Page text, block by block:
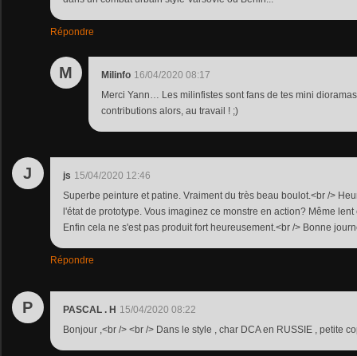
Répondre
M Milinfo 16/04/2020 08:17
Merci Yann… Les milinfistes sont fans de tes mini
contributions alors, au travail ! ;)
J js 15/04/2020 12:46
Superbe peinture et patine. Vraiment du très beau boulot.<br />
l'état de prototype. Vous imaginez ce monstre en action? Même
Enfin cela ne s'est pas produit fort heureusement.<br /> Bonne
Répondre
P PASCAL . H 15/04/2020 08:22
Bonjour ,<br /> <br /> Dans le style , char DCA en RUSSIE , petite